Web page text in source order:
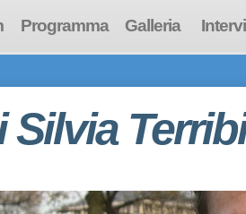
Programma Galleria
Silvia